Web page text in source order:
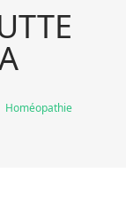
Homéopathie